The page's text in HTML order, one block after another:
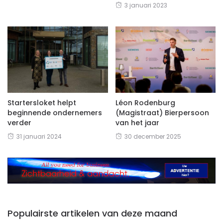
3 januari 2023
Startersloket helpt
beginnende ondernemers
verder
31 januari 2024
Léon Rodenburg
(Magistraat) Bierpersoon
van het jaar
30 december 2025
Populairste artikelen van deze maand